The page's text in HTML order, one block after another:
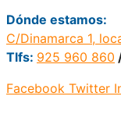
Dónde estamos:
C/Dinamarca 1,
Tlfs: 925 960 860
Facebook Twitter